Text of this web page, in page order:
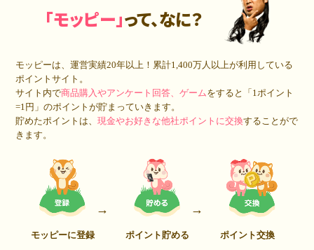
「モッピー」って、なに？
モッピーは、運営実績20年以上！累計1,400万人 以上が利用している
ポイントサイト。
サイト内で商品購入やアンケート回答、ゲームをすると「1ポイント
=1円」のポイントが貯まっていきます。
貯めたポイントは、現金やお好きな他社ポイントに交換することがで
きます。
モッピーに登録 ポイント貯める ポイント交換